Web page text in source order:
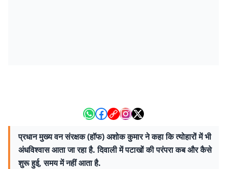
प्रधान मुख्य वन संरक्षक (हॉफ) अशोक कुमार ने कहा कि त्योहारों में भी
अंधविश्वास आता जा रहा है. दिवाली में पटाखों की परंपरा कब और कैसे
शुरू हुई, समय में नहीं आता है.